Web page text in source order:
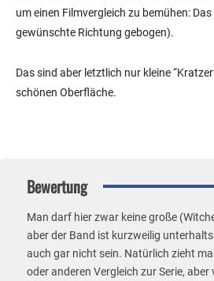
um einen Filmvergleich zu bemühen:
gewünschte Richtung gebogen).
Das sind aber letztlich nur kleine
schönen Oberfläche.
Bewertung
Man darf hier zwar keine große
aber der Band ist kurzweilig
auch gar nicht sein. Natürlich zieht
oder anderen Vergleich zur Serie,